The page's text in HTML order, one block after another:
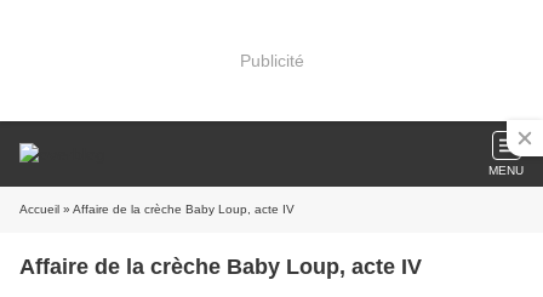
Publicité
MENU
Accueil » Affaire de la crèche Baby Loup, acte IV
Affaire de la crèche Baby Loup, acte IV